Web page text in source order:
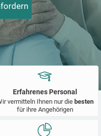
Erfahrenes Personal
vermitteln Ihnen nur die besten
für ihre Angehörigen